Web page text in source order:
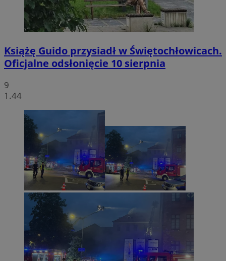
Książę Guido przysiadł w Świętochłowicach.
Oficjalne odsłonięcie 10 sierpnia
9
1.44